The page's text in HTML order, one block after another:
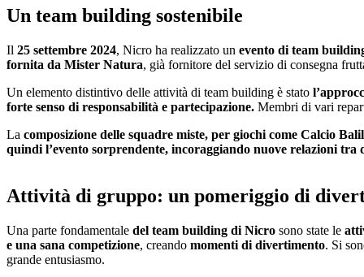
Un team building sostenibile
Il 25 settembre 2024, Nicro ha realizzato un evento di team
fornita da Mister Natura, già fornitore del servizio di consegna
Un elemento distintivo delle attività di team building è stato
forte senso di responsabilità e partecipazione. Membri di vari
La composizione delle squadre miste, per giochi come Calcio
quindi l’evento sorprendente, incoraggiando nuove relazioni
Attività di gruppo: un pomeriggio di
Una parte fondamentale del team building di Nicro sono state le
e una sana competizione, creando momenti di divertimento. Si
grande entusiasmo.